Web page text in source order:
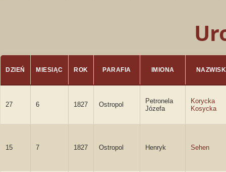
DZIEŃ MIESIĄC ROK PARAFIA IMIONA
27 6 1827 Ostropol
Petronela
Józefa
Korycka
Kosycka
15 7 1827 Ostropol Henryk Sehen